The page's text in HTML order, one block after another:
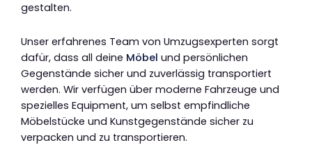
gestalten.
Unser erfahrenes Team von Umzugsexperten sorgt
dafür, dass all deine Möbel und persönlichen
Gegenstände sicher und zuverlässig transportiert
werden. Wir verfügen über moderne Fahrzeuge und
spezielles Equipment, um selbst empfindliche
Möbelstücke und Kunstgegenstände sicher zu
verpacken und zu transportieren.